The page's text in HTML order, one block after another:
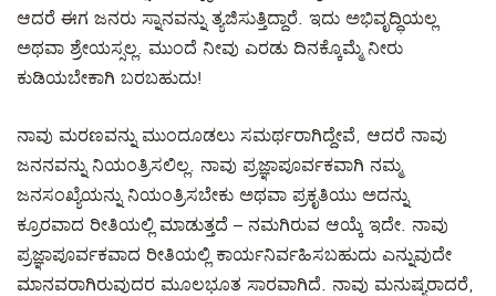
ಆದರೆ ಈಗ ಜನರು ಸ್ನಾನವನ್ನು ತ್ಯಜಿಸುತ್ತಿದ್ದಾರೆ. ಇದು ಅಭಿವೃದ್ಧಿಯಲ್ಲ
ಅಥವಾ ಶ್ರೇಯಸ್ಸಲ್ಲ. ಮುಂದೆ ನೀವು ಎರಡು ದಿನಕ್ಕೊಮ್ಮೆ ನೀರು
ಕುಡಿಯಬೇಕಾಗಿ ಬರಬಹುದು!
ನಾವು ಮರಣವನ್ನು ಮುಂದೂಡಲು ಸಮರ್ಥರಾಗಿದ್ದೇವೆ, ಆದರೆ ನಾವು
ಜನನವನ್ನು ನಿಯಂತ್ರಿಸಲಿಲ್ಲ. ನಾವು ಪ್ರಜ್ಞಾಪೂರ್ವಕವಾಗಿ ನಮ್ಮ
ಜನಸಂಖ್ಯೆಯನ್ನು ನಿಯಂತ್ರಿಸಬೇಕು ಅಥವಾ ಪ್ರಕೃತಿಯು ಅದನ್ನು
ಕ್ರೂರವಾದ ರೀತಿಯಲ್ಲಿ ಮಾಡುತ್ತದೆ – ನಮಗಿರುವ ಆಯ್ಕೆ ಇದೇ. ನಾವು
ಪ್ರಜ್ಞಾಪೂರ್ವಕವಾದ ರೀತಿಯಲ್ಲಿ ಕಾರ್ಯನಿರ್ವಹಿಸಬಹುದು ಎನ್ನುವುದೇ
ಮಾನವರಾಗಿರುವುದರ ಮೂಲಭೂತ ಸಾರವಾಗಿದೆ. ನಾವು ಮನುಷ್ಯರಾದರೆ,